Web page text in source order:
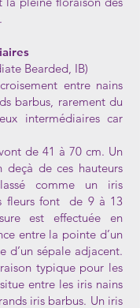
Bearded, IB)
entre nains
barbus, rarement du
intermédiaires car
de 41 à 70 cm. Un
deçà de ces hauteurs
comme un iris
fleurs font de 9 à 13
est effectuée en
entre la pointe d’un
d’un sépale adjacent.
typique pour les
entre les iris nains
iris barbus. Un iris